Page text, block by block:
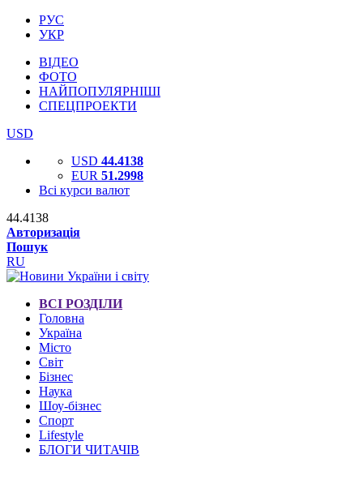
РУС
УКР
ВІДЕО
ФОТО
НАЙПОПУЛЯРНІШІ
СПЕЦПРОЕКТИ
USD
USD 44.4138
EUR 51.2998
Всі курси валют
44.4138
Авторизація
Пошук
RU
ВСІ РОЗДІЛИ
Головна
Україна
Місто
Світ
Бізнес
Наука
Шоу-бізнес
Спорт
Lifestyle
БЛОГИ ЧИТАЧІВ